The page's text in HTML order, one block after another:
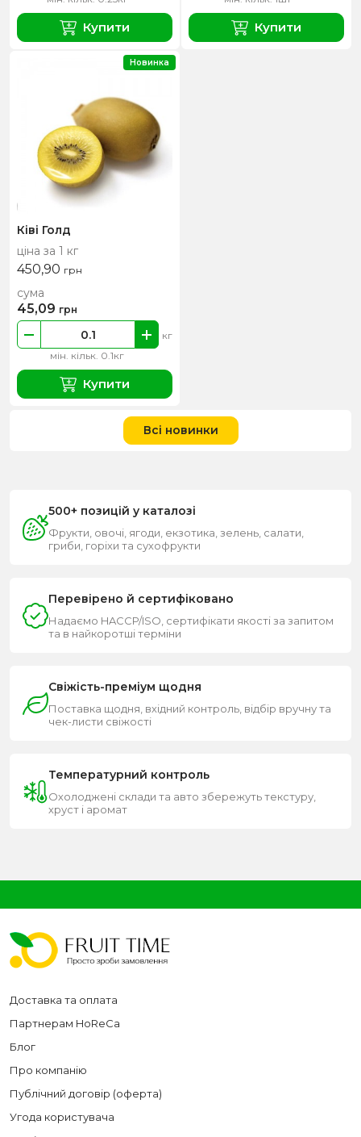
Купити Купити
Ківі Голд
ціна за 1 кг
450,90 грн
мін. кільк. 0.1кг
кг
сума
45,09 грн
Купити
Новинка
Всі новинки
500+ позицій у каталозі
Фрукти, овочі, ягоди, екзотика, зелень, салати,
гриби, горіхи та сухофрукти
Перевірено й сертифіковано
Надаємо HACCP/ISO, сертифікати якості за запитом
та в найкоротші терміни
Свіжість-преміум щодня
Поставка щодня, вхідний контроль, відбір вручну та
чек-листи свіжості
Температурний контроль
Охолоджені склади та авто збережуть текстуру,
хруст і аромат
Доставка та оплата
Партнерам HoReCa
Блог
Про компанію
Публічний договір (оферта)
Угода користувача